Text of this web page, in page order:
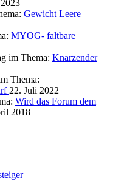
Gewicht Leere
MYOG- faltbare
im Thema: Knarzender
Thema:
22. Juli 2022
Wird das Forum dem
2018